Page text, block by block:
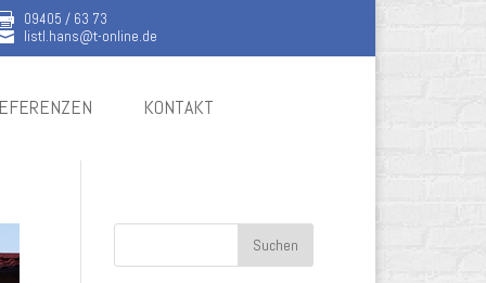
09405 / 63 73
listl.hans@t-online.de
KONTAKT